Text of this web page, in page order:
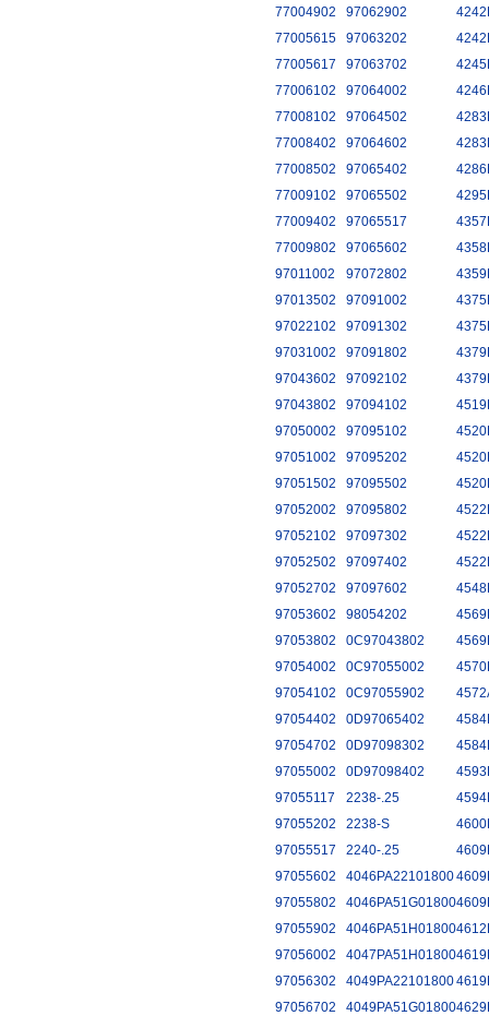
77004902
97062902
77005615
97063202
77005617
97063702
77006102
97064002
77008102
97064502
77008402
97064602
77008502
97065402
77009102
97065502
77009402
97065517
77009802
97065602
97011002
97072802
97013502
97091002
97022102
97091302
97031002
97091802
97043602
97092102
97043802
97094102
97050002
97095102
97051002
97095202
97051502
97095502
97052002
97095802
97052102
97097302
97052502
97097402
97052702
97097602
97053602
98054202
97053802
0C97043802
97054002
0C97055002
97054102
0C97055902
97054402
0D97065402
97054702
0D97098302
97055002
0D97098402
97055117
2238-.25
97055202
2238-S
97055517
2240-.25
97055602
4046PA22101800
97055802
4046PA51G01800
97055902
4046PA51H01800
97056002
4047PA51H01800
97056302
4049PA22101800
97056702
4049PA51G01800